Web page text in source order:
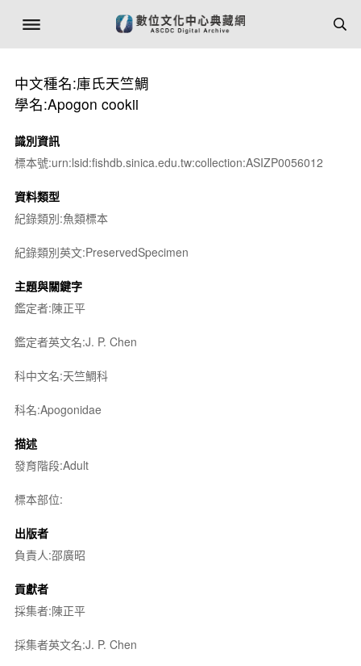
中文種名:庫氏天竺鯛
學名:Apogon cookii
識別資訊
標本號:urn:lsid:fishdb.sinica.edu.tw:collection:ASIZP0056012
資料類型
紀錄類別:魚類標本
紀錄類別英文:PreservedSpecimen
主題與關鍵字
鑑定者:陳正平
鑑定者英文名:J. P. Chen
科中文名:天竺鯛科
科名:Apogonidae
描述
發育階段:Adult
標本部位:
出版者
負責人:邵廣昭
貢獻者
採集者:陳正平
採集者英文名:J. P. Chen